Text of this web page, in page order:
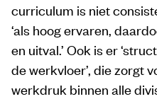
curriculum is niet
‘als hoog ervaren,
en uitval.’ Ook is er
de werkvloer’, die zorgt
werkdruk binnen alle